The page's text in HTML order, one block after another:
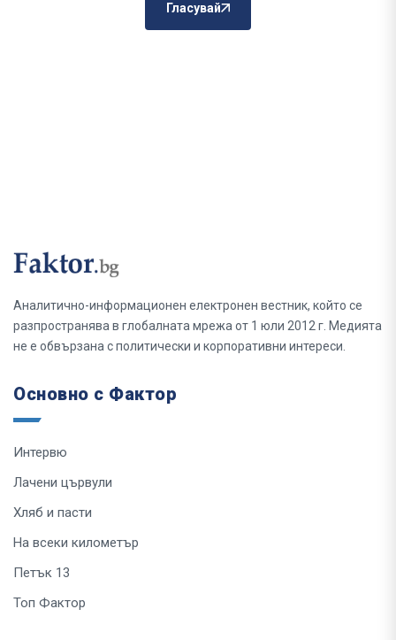
Гласувай
Аналитично-информационен електронен вестник, който се
разпространява в глобалната мрежа от 1 юли 2012 г. Медията
не е обвързана с политически и корпоративни интереси.
Основно с Фактор
Интервю
Лачени цървули
Хляб и пасти
На всеки километър
Петък 13
Топ Фактор